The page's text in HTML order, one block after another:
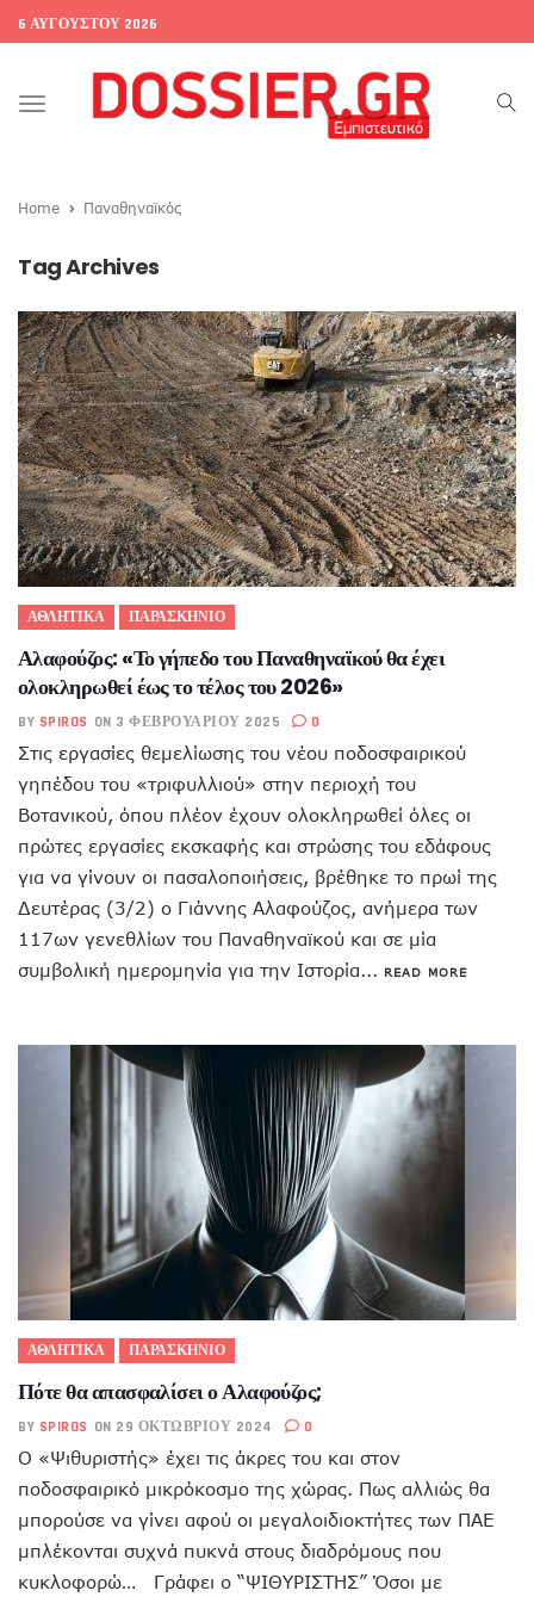
6 ΑΥΓΟΎΣΤΟΥ 2026
Toggle
Home Παναθηναϊκός
Tag Archives
ΑΘΛΗΤΙΚΑ ΠΑΡΑΣΚΗΝΙΟ
Αλαφούζος: «Το γήπεδο του Παναθηναϊκού θα έχει
ολοκληρωθεί έως το τέλος του 2026»
BY SPIROS ON 3 ΦΕΒΡΟΥΑΡΊΟΥ 2025 0
Στις εργασίες θεμελίωσης του νέου ποδοσφαιρικού
γηπέδου του «τριφυλλιού» στην περιοχή του
Βοτανικού, όπου πλέον έχουν ολοκληρωθεί όλες οι
πρώτες εργασίες εκσκαφής και στρώσης του εδάφους
για να γίνουν οι πασαλοποιήσεις, βρέθηκε το πρωί της
Δευτέρας (3/2) ο Γιάννης Αλαφούζος, ανήμερα των
117ων γενεθλίων του Παναθηναϊκού και σε μία
συμβολική ημερομηνία για την Ιστορία... READ MORE
ΑΘΛΗΤΙΚΑ ΠΑΡΑΣΚΗΝΙΟ
Πότε θα απασφαλίσει ο Αλαφούζος;
BY SPIROS ON 29 ΟΚΤΩΒΡΊΟΥ 2024 0
Ο «Ψιθυριστής» έχει τις άκρες του και στον
ποδοσφαιρικό μικρόκοσμο της χώρας. Πως αλλιώς θα
μπορούσε να γίνει αφού οι μεγαλοιδιοκτήτες των ΠΑΕ
μπλέκονται συχνά πυκνά στους διαδρόμους που
κυκλοφορώ… Γράφει ο “ΨΙΘΥΡΙΣΤΗΣ” Όσοι με